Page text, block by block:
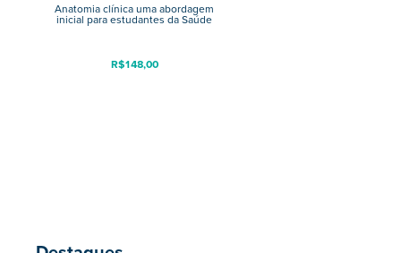
Anatomia clínica uma abordagem
inicial para estudantes da Saúde
R$148,00